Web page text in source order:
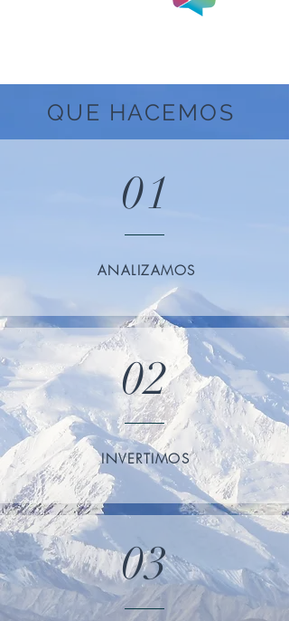
ANALIZAMOS
01
02
INVERTIMOS
03
QUE HACEMOS